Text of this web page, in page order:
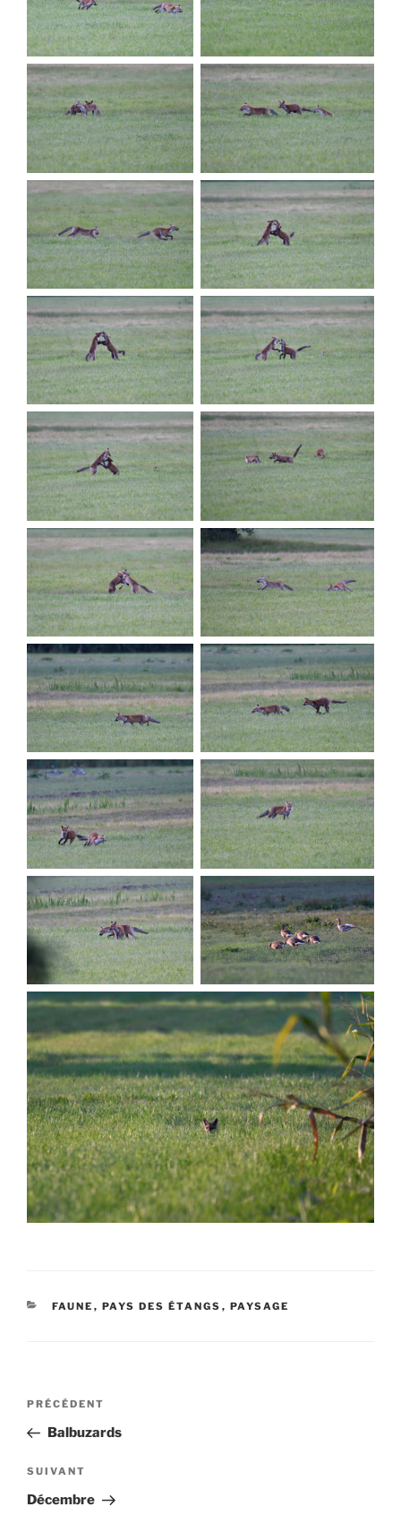
CATÉGORIES
FAUNE , PAYS DES ÉTANGS , PAYSAGE
Navigation
l’article
Article
précédent
PRÉCÉDENT
Balbuzards
Article
suivant
SUIVANT
Décembre